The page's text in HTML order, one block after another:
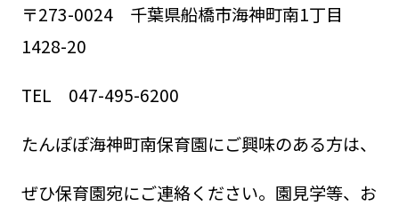
〒273-0024 千葉県船橋市海神町南1丁目
1428-20
TEL 047-495-6200
たんぽぽ海神町南保育園にご興味のある方は、
ぜひ保育園宛にご連絡ください。園見学等、お